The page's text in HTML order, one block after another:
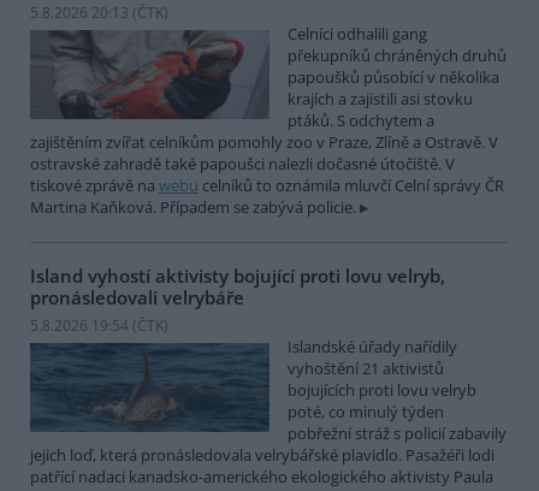
5.8.2026 20:13 (ČTK)
Celníci odhalili gang
překupníků chráněných druhů
papoušků působící v několika
krajích a zajistili asi stovku
ptáků. S odchytem a
zajištěním zvířat celníkům pomohly zoo v Praze, Zlíně a Ostravě. V
ostravské zahradě také papoušci nalezli dočasné útočiště. V
tiskové zprávě na webu celníků to oznámila mluvčí Celní správy ČR
Martina Kaňková. Případem se zabývá policie.
Island vyhostí aktivisty bojující proti lovu velryb,
pronásledovali velrybáře
5.8.2026 19:54 (ČTK)
Islandské úřady nařídily
vyhoštění 21 aktivistů
bojujících proti lovu velryb
poté, co minulý týden
pobřežní stráž s policií zabavily
jejich loď, která pronásledovala velrybářské plavidlo. Pasažéři lodi
patřící nadaci kanadsko-amerického ekologického aktivisty Paula